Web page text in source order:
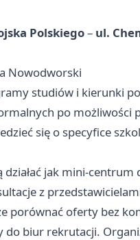
Polskiego– ul.
Nowodworski
studiów i kierunki
po możliwości
się o specyfice
jak mini‑centrum
z
porównać oferty bez
biur rekrutacji.